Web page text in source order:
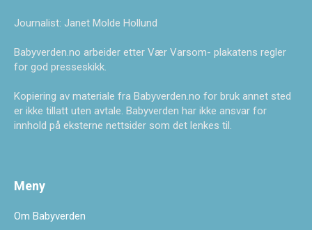
Journalist: Janet Molde Hollund
Babyverden.no arbeider etter Vær Varsom- plakatens regler
for god presseskikk.
Kopiering av materiale fra Babyverden.no for bruk annet sted
er ikke tillatt uten avtale. Babyverden har ikke ansvar for
innhold på eksterne nettsider som det lenkes til.
Meny
Om Babyverden